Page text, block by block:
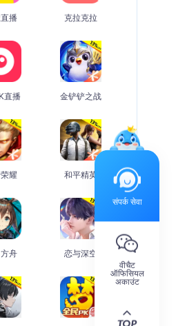
播 克拉克拉
直播 金铲铲之战
耀 和平精英
舟 恋与深空
संपर्क सेवा
वीचैट
ऑफिसियल
अकाउंट